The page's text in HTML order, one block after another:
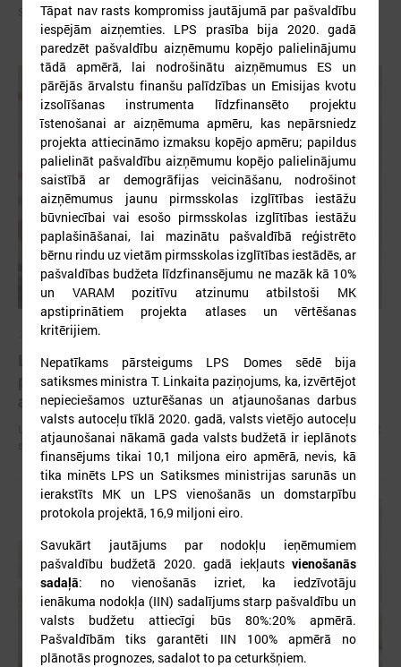
Sumināti Latvijas labākie tirgotāji
2026. gada 09. jūlijs
LPS: apreibinošu vielu ietekmē esošu bērnu
profilakses iestādi nedrīkst slēgt bez droša
alternatīva risinājuma
LPS: apreibinošu vielu ietekmē esošu bērnu profilakses iestādi nedrīkst
slēgt bez droša alternatīva risinājuma
Tāpat nav rasts kompromiss jautājumā par pašvaldību
iespējām aizņemties. LPS prasība bija 2020. gadā
paredzēt pašvaldību aizņēmumu kopējo palielinājumu
tādā apmērā, lai nodrošinātu aizņēmumus ES un
pārējās ārvalstu finanšu palīdzības un Emisijas kvotu
izsolīšanas instrumenta līdzfinansēto projektu
īstenošanai ar aizņēmuma apmēru, kas nepārsniedz
projekta attiecināmo izmaksu kopējo apmēru; papildus
palielināt pašvaldību aizņēmumu kopējo palielinājumu
saistībā ar demogrāfijas veicināšanu, nodrošinot
aizņēmumus jaunu pirmsskolas izglītības iestāžu
būvniecībai vai esošo pirmsskolas izglītības iestāžu
paplašināšanai, lai mazinātu pašvaldībā reģistrēto
bērnu rindu uz vietām pirmsskolas izglītības iestādēs, ar
pašvaldības budžeta līdzfinansējumu ne mazāk kā 10%
un VARAM pozitīvu atzinumu atbilstoši MK
apstiprinātiem projekta atlases un vērtēšanas
kritērijiem.
Nepatīkams pārsteigums LPS Domes sēdē bija
satiksmes ministra T. Linkaita paziņojums, ka, izvērtējot
nepieciešamos uzturēšanas un atjaunošanas darbus
valsts autoceļu tīklā 2020. gadā, valsts vietējo autoceļu
atjaunošanai nākamā gada valsts budžetā ir ieplānots
finansējums tikai 10,1 miljona eiro apmērā, nevis, kā
tika minēts LPS un Satiksmes ministrijas sarunās un
ierakstīts MK un LPS vienošanās un domstarpību
protokola projektā, 16,9 miljoni eiro.
Savukārt jautājums par nodokļu ieņēmumiem
pašvaldību budžetā 2020. gadā iekļauts vienošanās
sadaļā: no vienošanās izriet, ka iedzīvotāju
ienākuma nodokļa (IIN) sadalījums starp pašvaldību un
valsts budžetu attiecīgi būs 80%:20% apmērā.
Pašvaldībām tiks garantēti IIN 100% apmērā no
plānotās prognozes, sadalot to pa ceturkšņiem.